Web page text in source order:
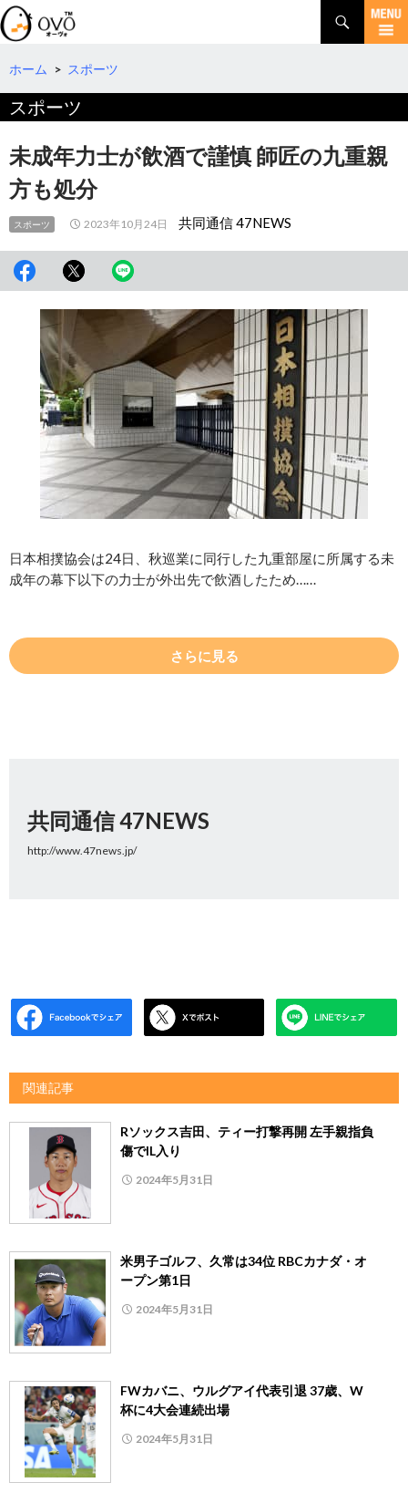
検
索
コ
テ
へ
動
ホーム > スポーツ
スポーツ
未成年力士が飲酒で謹慎 師匠の九重親
方も処分
スポーツ 2023年10月24日 共同通信 47NEWS
日本相撲協会は24日、秋巡業に同行した九重部屋に所属する未
成年の幕下以下の力士が外出先で飲酒したため……
さらに見る
共同通信 47NEWS
http://www.47news.jp/
関連記事
Rソックス吉田、ティー打撃再開 左手親指負
傷でIL入り
2024年5月31日
米男子ゴルフ、久常は34位 RBCカナダ・オ
ープン第1日
2024年5月31日
FWカバニ、ウルグアイ代表引退 37歳、W
杯に4大会連続出場
2024年5月31日